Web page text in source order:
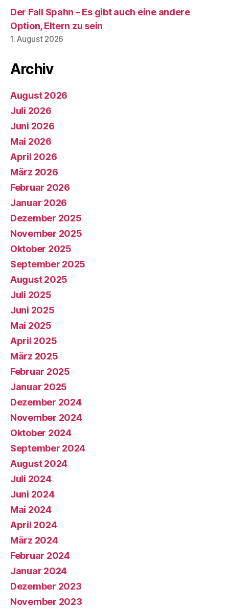
Der Fall Spahn – Es gibt auch eine andere
Option, Eltern zu sein
1. August 2026
Archiv
August 2026
Juli 2026
Juni 2026
Mai 2026
April 2026
März 2026
Februar 2026
Januar 2026
Dezember 2025
November 2025
Oktober 2025
September 2025
August 2025
Juli 2025
Juni 2025
Mai 2025
April 2025
März 2025
Februar 2025
Januar 2025
Dezember 2024
November 2024
Oktober 2024
September 2024
August 2024
Juli 2024
Juni 2024
Mai 2024
April 2024
März 2024
Februar 2024
Januar 2024
Dezember 2023
November 2023